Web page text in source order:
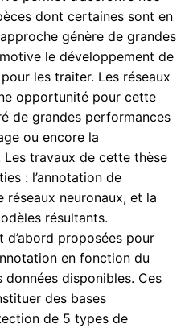
dont certaines sont en
génère de grandes
le développement de
les traiter. Les réseaux
opportunité pour cette
de grandes performances
ou encore la
Les travaux de cette thèse
: l’annotation de
réseaux neuronaux, et la
résultants.
proposées pour
en fonction du
disponibles. Ces
des bases
de 5 types de